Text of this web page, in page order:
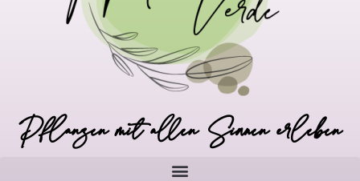
Pflanzen mit allen Sinnen erleben